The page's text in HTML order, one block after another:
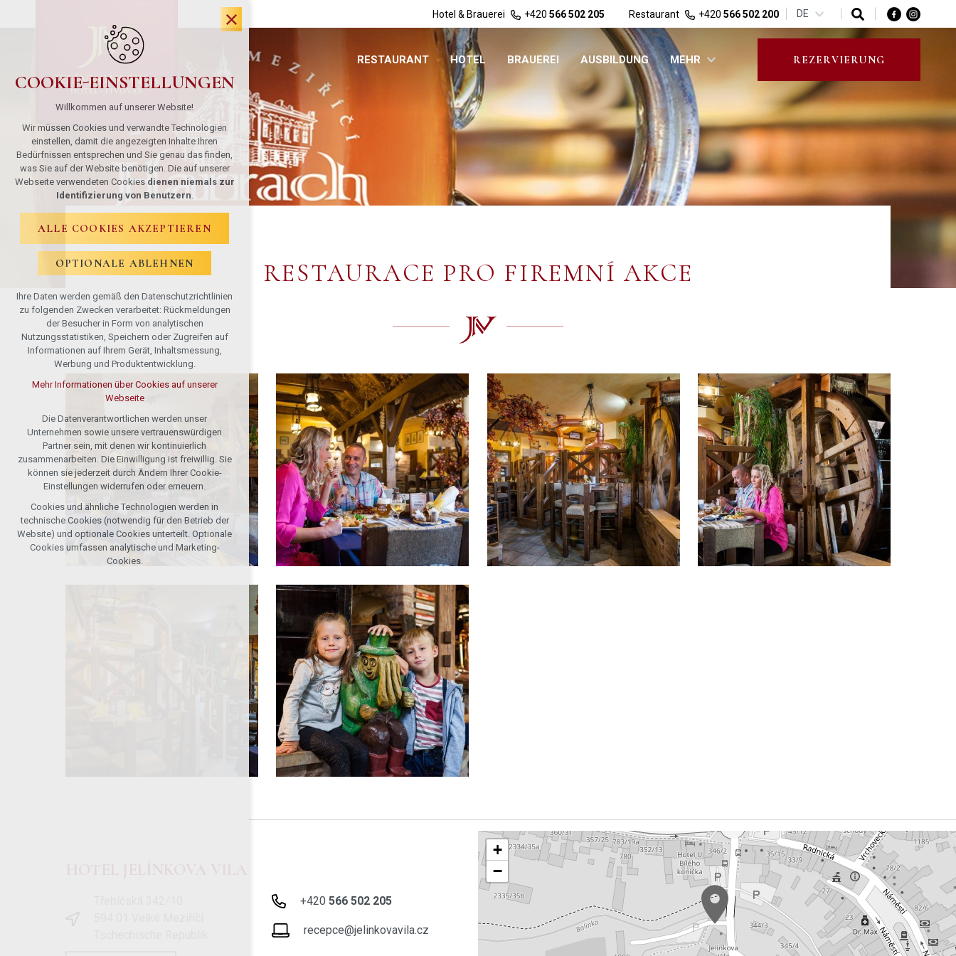
Hotel & Brauerei Restaurant
+420 566 502 205 +420 566 502 200 DE
RESTAURANT HOTEL BRAUEREI AUSBILDUNG MEHR REZERVIERUNG
RESTAURACE PRO FIREMNÍ AKCE
+420 566 502 205
recepce@jelinkovavila.cz
+
−
COOKIE-EINSTELLUNGEN
Willkommen auf unserer Website!
Wir müssen Cookies und verwandte Technologien
einstellen, damit die angezeigten Inhalte Ihren
Bedürfnissen entsprechen und Sie genau das finden,
was Sie auf der Website benötigen. Die auf unserer
Webseite verwendeten Cookies dienen niemals zur
Identifizierung von Benutzern.
ALLE COOKIES AKZEPTIEREN
OPTIONALE ABLEHNEN
Ihre Daten werden gemäß den Datenschutzrichtlinien
zu folgenden Zwecken verarbeitet: Rückmeldungen
der Besucher in Form von analytischen
Nutzungsstatistiken, Speichern oder Zugreifen auf
Informationen auf Ihrem Gerät, Inhaltsmessung,
Werbung und Produktentwicklung.
Mehr Informationen über Cookies auf unserer
Webseite
Die Datenverantwortlichen werden unser
Unternehmen sowie unsere vertrauenswürdigen
Partner sein, mit denen wir kontinuierlich
zusammenarbeiten. Die Einwilligung ist freiwillig. Sie
können sie jederzeit durch Ändern Ihrer Cookie-
Einstellungen widerrufen oder erneuern.
Cookies und ähnliche Technologien werden in
technische Cookies (notwendig für den Betrieb der
Website) und optionale Cookies unterteilt. Optionale
Cookies umfassen analytische und Marketing-
Cookies.